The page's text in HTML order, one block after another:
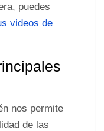
puedes
videos de
nos permite
de las